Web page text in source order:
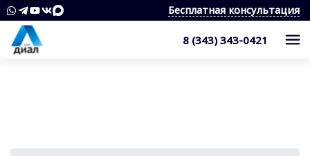
Бесплатная консультация
8 (343) 343-0421